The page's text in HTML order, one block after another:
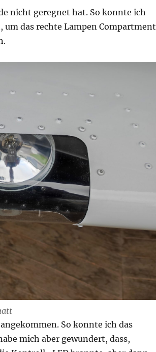
nicht geregnet hat. So konnte ich
um das rechte Lampen Compartment
So konnte ich das
mich aber gewundert, dass,